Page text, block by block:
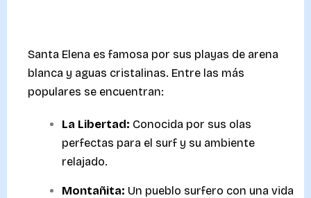
Santa Elena es famosa por sus playas de arena
blanca y aguas cristalinas. Entre las más
populares se encuentran:
La Libertad: Conocida por sus olas
perfectas para el surf y su ambiente
relajado.
Montañita: Un pueblo surfero con una vida